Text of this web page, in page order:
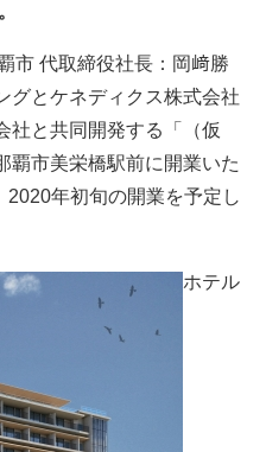
市 代取締役社長：岡﨑勝
グとケネディクス株式会社
社と共同開発する「（仮
覇市美栄橋駅前に開業いた
2020年初旬の開業を予定し
ホテル